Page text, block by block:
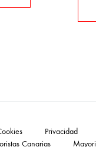
Privacidad
Canarias